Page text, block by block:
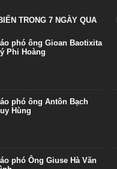
TRONG 7 NGÀY QUA
phó ông Gioan Baotixita
Phi Hoàng
phó ông Antôn Bạch
Hùng
phó Ông Giuse Hà Văn